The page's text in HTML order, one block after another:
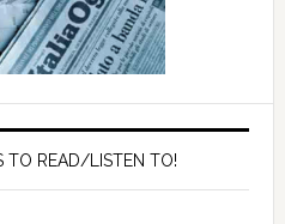
TO READ/LISTEN TO!